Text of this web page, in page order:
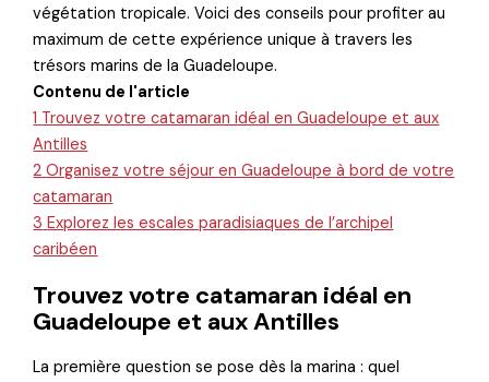
végétation tropicale. Voici des conseils pour profiter au
maximum de cette expérience unique à travers les
trésors marins de la Guadeloupe.
Contenu de l'article
1 Trouvez votre catamaran idéal en Guadeloupe et aux
Antilles
2 Organisez votre séjour en Guadeloupe à bord de votre
catamaran
3 Explorez les escales paradisiaques de l’archipel
caribéen
Trouvez votre catamaran idéal en
Guadeloupe et aux Antilles
La première question se pose dès la marina : quel